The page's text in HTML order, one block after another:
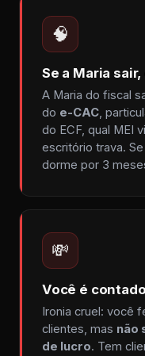
🧠
Se a Maria
A Maria do fiscal
do e-CAC,
do ECF, qual MEI
escritório trava.
dorme por 3
💸
Você é
Ironia cruel: você
clientes, mas não
de lucro. Tem